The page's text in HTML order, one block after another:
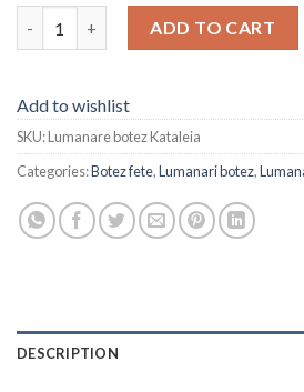
ADD TO CART
Add to wishlist
SKU:Lumanare botez Kataleia
Categories:Botez fete,Lumanari botez,
DESCRIPTION